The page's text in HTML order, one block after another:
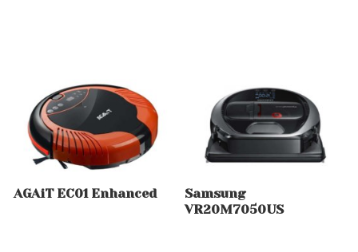
AGAiT EC01 Enhanced
Samsung
VR20M7050US